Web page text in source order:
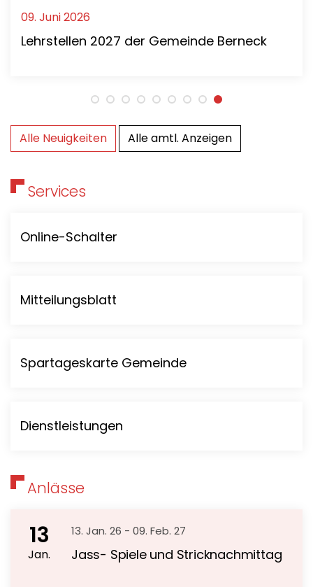
09. Juni2026
Lehrstellen 2027 der Gemeinde Berneck
Alle Neuigkeiten Alle amtl. Anzeigen
Services
Online-Schalter
Mitteilungsblatt
Spartageskarte Gemeinde
Dienstleistungen
Anlässe
13
Jan.
13. Jan. 26 - 09. Feb. 27
Jass- Spiele und Stricknachmittag